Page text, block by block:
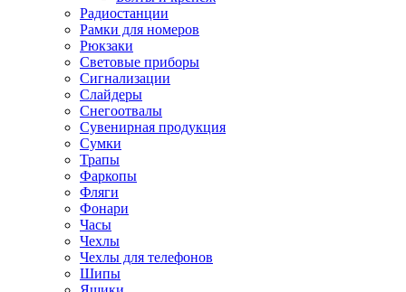
Радиостанции
Рамки для номеров
Рюкзаки
Световые приборы
Сигнализации
Слайдеры
Снегоотвалы
Сувенирная продукция
Сумки
Трапы
Фаркопы
Фляги
Фонари
Часы
Чехлы
Чехлы для телефонов
Шипы